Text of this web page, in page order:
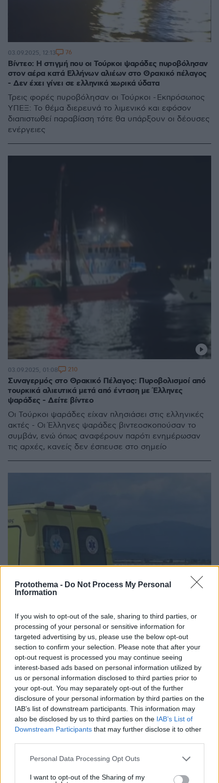
Protothema - Do Not Process My Personal
Information
If you wish to opt-out of the sale, sharing to third parties, or
processing of your personal or sensitive information for
targeted advertising by us, please use the below opt-out
section to confirm your selection. Please note that after your
opt-out request is processed you may continue seeing
interest-based ads based on personal information utilized by
us or personal information disclosed to third parties prior to
your opt-out. You may separately opt-out of the further
disclosure of your personal information by third parties on the
IAB’s list of downstream participants. This information may
also be disclosed by us to third parties on the IAB’s List of
Downstream Participants that may further disclose it to other
Please note that this website/app uses one or more Google
not limited to your visit or usage behaviour. You may click to
Personal Data Processing Opt Outs
I want to opt-out of the Sharing of my
Βίντεο: Η στιγμή που οι Τούρκοι ψαράδες πυροβόλησαν
στον αέρα κατά Ελλήνων αλιέων στο Θρακικό πέλαγος
- Δεν έχει γίνει σε ελληνικά χωρικά ύδατα
Τρεις φορές πυροβόλησαν οι Τούρκοι - Εκπρόσωπος
ΥΠΕΞ: Το θέμα διερευνά το λιμενικό και εφόσον
διαπιστωθεί παραβίαση τότε θα υπάρξουν οι δέουσες
ενέργειες
03.09.2025, 12:13 76
Συναγερμός στο Θρακικό Πέλαγος: Πυροβολισμοί από
τουρκικά αλιευτικά μετά από ένταση με Έλληνες
ψαράδες - Δείτε βίντεο
Οι Τούρκοι ψαράδες είχαν πλησιάσει στις ελληνικές
ακτές - Οι Έλληνες ψαράδες βιντεοσκοπούσαν το
συμβάν, ενώ όπως αναφέρουν παρότι ενημέρωσαν
τις αρχές, κανείς δεν έσπευσε στο σημείο
03.09.2025, 01:08 210
Νεκρός 71χρονος Γερμανός λουόμενος σε παραλία της
Θάσου
Ανασύρθηκε χωρίς τις αισθήσεις του από τη Σκάλα
Παναγιάς
23.08.2025, 22:25